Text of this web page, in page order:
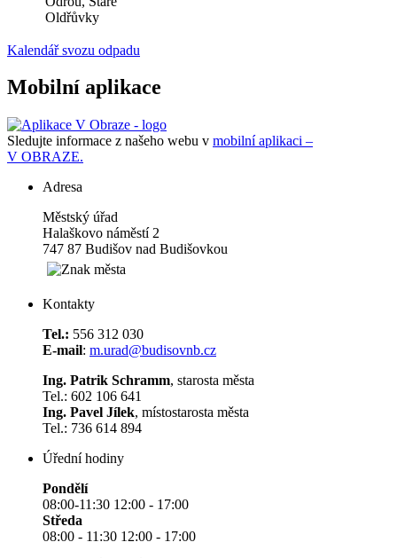
Oldřůvky
Kalendář svozu odpadu
Mobilní aplikace
Sledujte informace z našeho webu v mobilní aplikaci –
V OBRAZE.
Adresa
Městský úřad
Halaškovo náměstí 2
747 87 Budišov nad Budišovkou
Kontakty
Tel.: 556 312 030
E-mail: m.urad@budisovnb.cz
Ing. Patrik Schramm, starosta města
Tel.: 602 106 641
Ing. Pavel Jílek, místostarosta města
Tel.: 736 614 894
Úřední hodiny
Pondělí
08:00-11:30 12:00 - 17:00
Středa
08:00 - 11:30 12:00 - 17:00